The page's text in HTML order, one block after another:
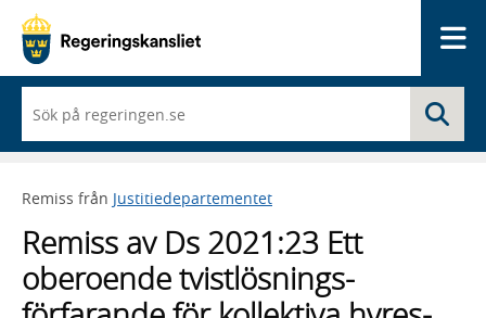
du
börjar
skriva
framträder
lista
med
sökförslag
Remiss från Justitiedepartementet
Remiss av Ds 2021:23 Ett
oberoende tvist­lösnings­